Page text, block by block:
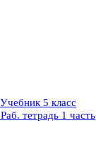
5 класс
тетрадь 1 часть